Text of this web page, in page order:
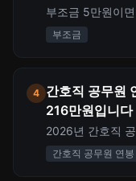
부조금 5만원이면
돌잔치까지 관계
사비 세무처리 한
정리합니다.
부조금
4 간호직 공무원
216만원입니다
2026년 간호직
2,100원부터 봐야
액급식비, 실수령
간호직 공무원 연봉